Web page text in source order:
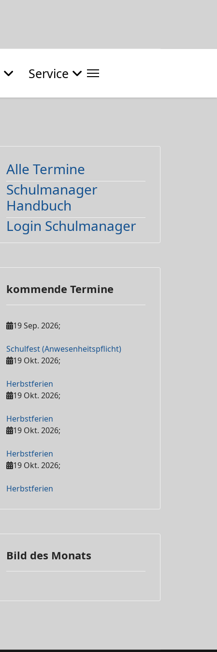
Service
Alle Termine
Schulmanager
Handbuch
Login Schulmanager
kommende Termine
19 Sep. 2026;
Schulfest (Anwesenheitspflicht)
19 Okt. 2026;
Herbstferien
19 Okt. 2026;
Herbstferien
19 Okt. 2026;
Herbstferien
19 Okt. 2026;
Herbstferien
Bild des Monats